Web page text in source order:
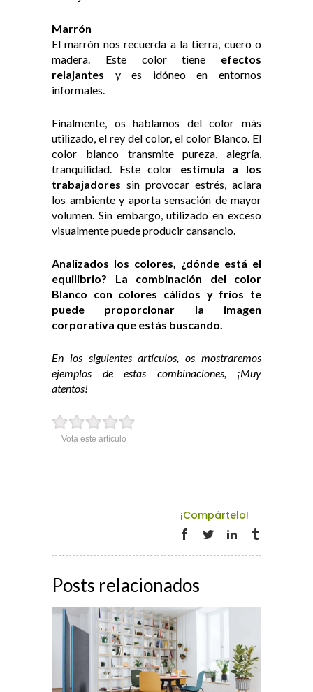
Marrón
El marrón nos recuerda a la tierra, cuero o
madera. Este color tiene efectos
relajantes y es idóneo en entornos
informales.
Finalmente, os hablamos del color más
utilizado, el rey del color, el color Blanco. El
color blanco transmite pureza, alegría,
tranquilidad. Este color estimula a los
trabajadores sin provocar estrés, aclara
los ambiente y aporta sensación de mayor
volumen. Sin embargo, utilizado en exceso
visualmente puede producir cansancio.
Analizados los colores, ¿dónde está el
equilibrio? La combinación del color
Blanco con colores cálidos y fríos te
puede proporcionar la imagen
corporativa que estás buscando.
En los siguientes artículos, os mostraremos
ejemplos de estas combinaciones, ¡Muy
atentos!
Vota este artículo
¡Compártelo!
Posts relacionados